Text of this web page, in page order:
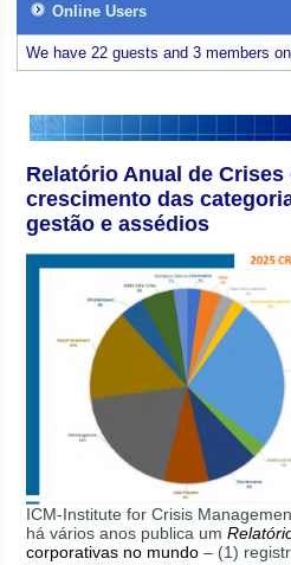
Online Users
We have 22 guests and 3 members
Relatório Anual de Crises
crescimento das
gestão e assédios
ICM-Institute for Crisis
há vários anos publica um
corporativas no mundo – (1)